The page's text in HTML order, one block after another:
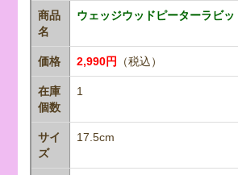
商品
名
ウェッジウッドピーターラビ
価格 2,990円 （税込）
在庫
個数
1
サイ
ズ
17.5cm